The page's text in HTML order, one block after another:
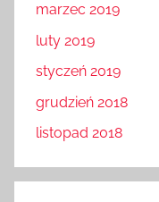
marzec 2019
luty 2019
styczeń 2019
grudzień 2018
listopad 2018